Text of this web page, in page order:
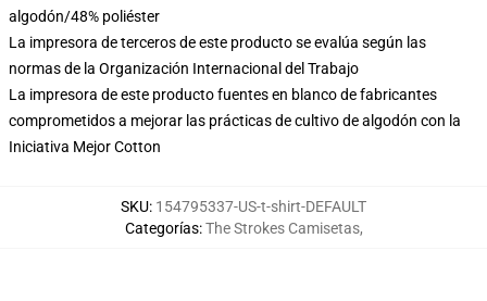
algodón/48% poliéster
La impresora de terceros de este producto se evalúa según las
normas de la Organización Internacional del Trabajo
La impresora de este producto fuentes en blanco de fabricantes
comprometidos a mejorar las prácticas de cultivo de algodón con la
Iniciativa Mejor Cotton
SKU: 154795337-US-t-shirt-DEFAULT
Categorías:The Strokes Camisetas,